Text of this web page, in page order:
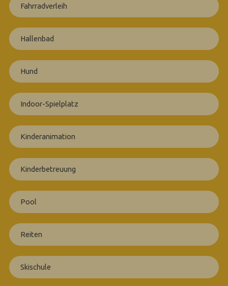
Fahrradverleih
Hallenbad
Hund
Indoor-Spielplatz
Kinderanimation
Kinderbetreuung
Pool
Reiten
Skischule